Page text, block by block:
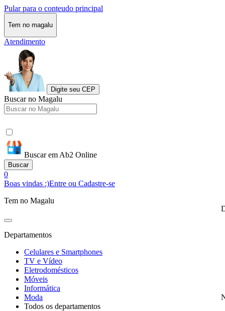
Pular para o conteudo principal
Tem no magalu
Atendimento
Digite seu CEP
Buscar no Magalu
Buscar em Ab2 Online
Buscar
0
Boas vindas :)Entre ou Cadastre-se
Tem no Magalu
Departamentos
Celulares e Smartphones
TV e Vídeo
Eletrodomésticos
Móveis
Informática
Moda
Todos os departamentos